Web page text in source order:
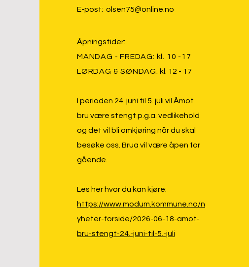
E-post: olsen75@online.no
Åpningstider:
MANDAG - FREDAG: kl. 10 -17
LØRDAG & SØNDAG: kl. 12 - 17
I perioden 24. juni til 5. juli vil Åmot
bru være stengt p.g.a. vedlikehold
og det vil bli omkjøring når du skal
besøke oss. Brua vil være åpen for
gående.
Les her hvor du kan kjøre:
https://www.modum.kommune.no/n
yheter-forside/2026-06-18-amot-
bru-stengt-24.-juni-til-5.-juli